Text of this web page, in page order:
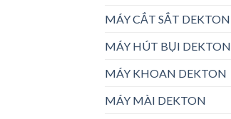
MÁY CẮT SẮT DEKTON
MÁY HÚT BỤI DEKTON
MÁY KHOAN DEKTON
MÁY MÀI DEKTON